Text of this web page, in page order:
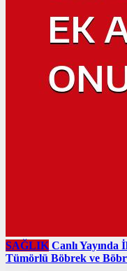
SAĞLIK Canlı
Tümörlü Böbrek ve